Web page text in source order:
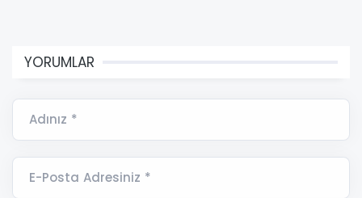
YORUMLAR
Adınız *
E-Posta Adresiniz *